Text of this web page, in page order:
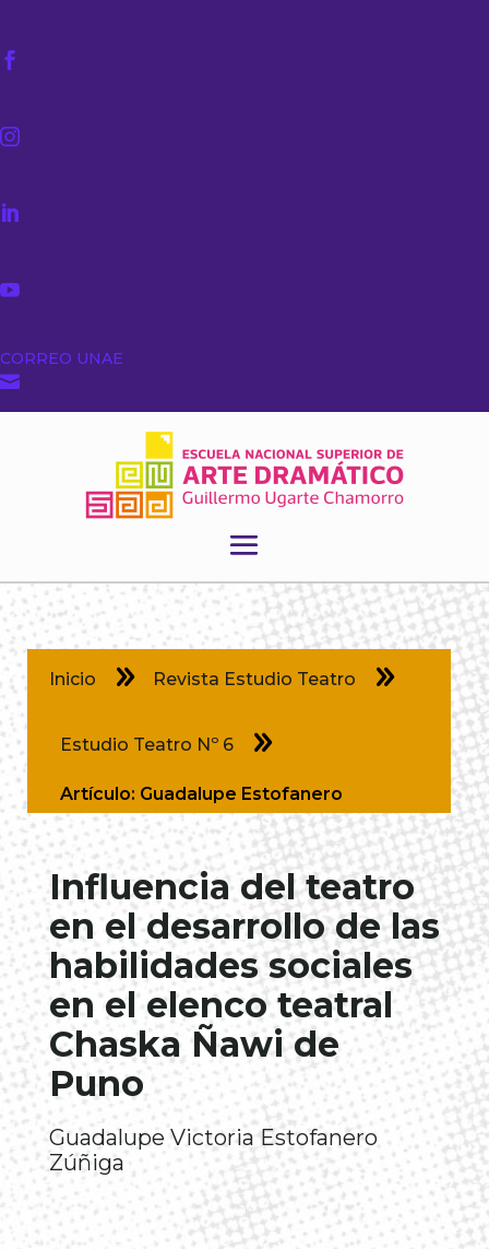




CORREO UNAE

Inicio 9 Revista Estudio Teatro 9
Estudio Teatro Nº 6 9
Artículo: Guadalupe Estofanero
Influencia del teatro
en el desarrollo de las
habilidades sociales
en el elenco teatral
Chaska Ñawi de
Puno
Guadalupe Victoria Estofanero
Zúñiga